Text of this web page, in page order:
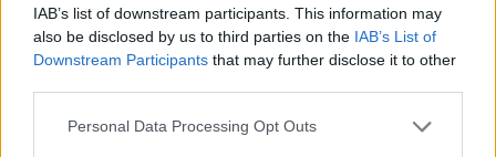
IAB’s list of downstream participants. This information may
also be disclosed by us to third parties on the IAB’s List of
Downstream Participants that may further disclose it to other
Please note that this website/app uses one or more Google
Personal Data Processing Opt Outs